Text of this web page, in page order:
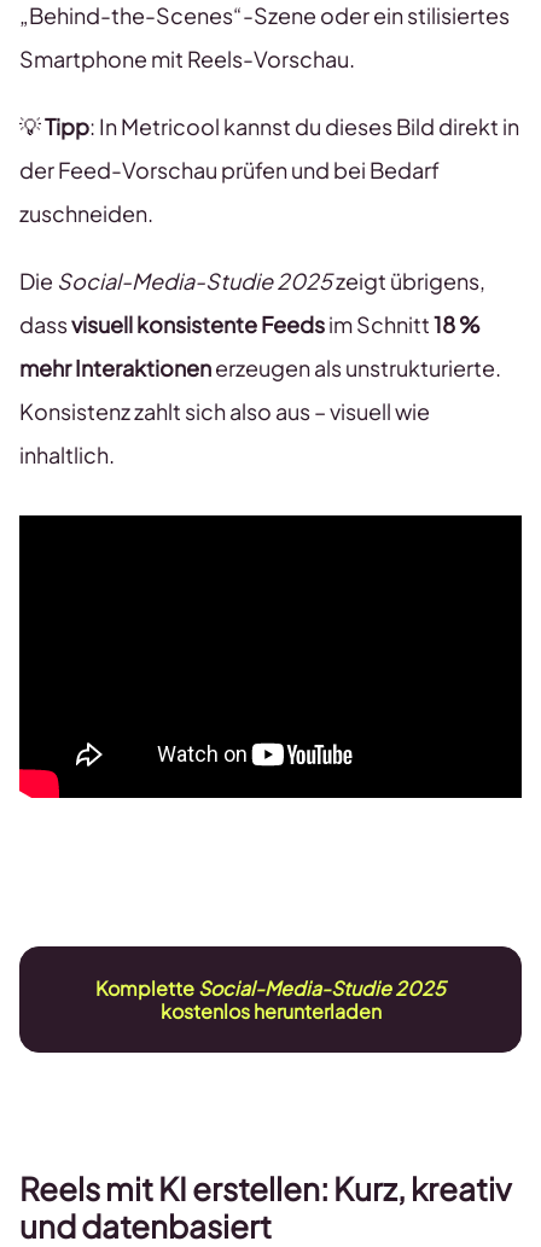
„Behind-the-Scenes“-Szene oder ein stilisiertes
Smartphone mit Reels-Vorschau.
💡Tipp: In Metricool kannst du dieses Bild direkt in
der Feed-Vorschau prüfen und bei Bedarf
zuschneiden.
Die Social-Media-Studie 2025zeigt übrigens,
dassvisuell konsistente Feedsim Schnitt18 %
mehr Interaktionenerzeugen als unstrukturierte.
Konsistenz zahlt sich also aus – visuell wie
inhaltlich.
KompletteSocial-Media-Studie 2025
kostenlos herunterladen
Reels mit KI erstellen: Kurz, kreativ
und datenbasiert